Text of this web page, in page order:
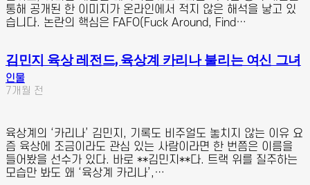
통해 공개된 한 이미지가 온라인에서 적지 않은 해석을 낳고 있
습니다. 논란의 핵심은 FAFO(Fuck Around, Find…
김민지 육상 레전드, 육상계 카리나 불리는 여신 그녀
인물
7개월 전
육상계의 ‘카리나’ 김민지, 기록도 비주얼도 놓치지 않는 이유 요
즘 육상에 조금이라도 관심 있는 사람이라면 한 번쯤은 이름을
들어봤을 선수가 있다. 바로 **김민지**다. 트랙 위를 질주하는
모습만 봐도 왜 ‘육상계 카리나’,…